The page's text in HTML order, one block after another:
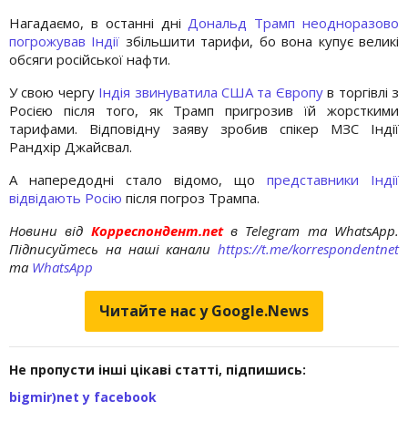
Нагадаємо, в останні дні Дональд Трамп неодноразово
погрожував Індії збільшити тарифи, бо вона купує великі
обсяги російської нафти.
У свою чергу Індія звинуватила США та Європув торгівлі з
Росією після того, як Трамп пригрозив їй жорсткими
тарифами. Відповідну заяву зробив спікер МЗС Індії
Рандхір Джайсвал.
А напередодні стало відомо, що представники Індії
відвідають Росію після погроз Трампа.
Новини від Корреспондент.netв Telegram та WhatsApp.
Підписуйтесь на наші канали https://t.me/korrespondentnet
та WhatsApp
Читайте нас у Google.News
Не пропусти інші цікаві статті, підпишись:
bigmir)net у facebook